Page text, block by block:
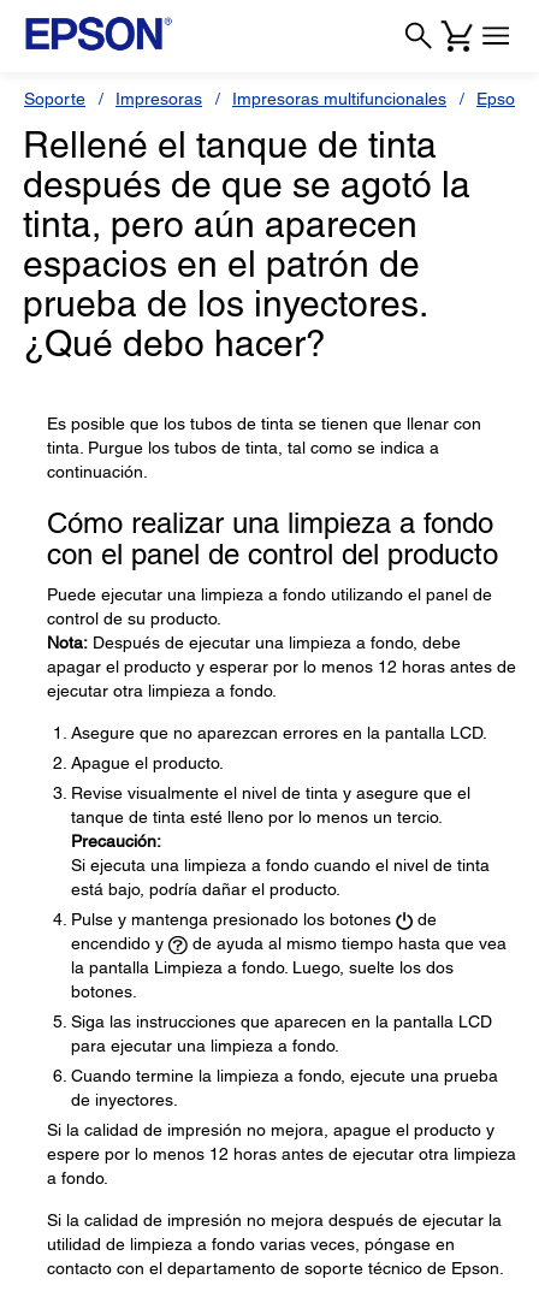
Soporte Impresoras Impresoras multifuncionales Epson
Rellené el tanque de tinta
después de que se agotó la
tinta, pero aún aparecen
espacios en el patrón de
prueba de los inyectores.
¿Qué debo hacer?
Es posible que los tubos de tinta se tienen que llenar con
tinta. Purgue los tubos de tinta, tal como se indica a
continuación.
Cómo realizar una limpieza a fondo
con el panel de control del producto
Puede ejecutar una limpieza a fondo utilizando el panel de
control de su producto.
Nota: Después de ejecutar una limpieza a fondo, debe
apagar el producto y esperar por lo menos 12 horas antes de
ejecutar otra limpieza a fondo.
Asegure que no aparezcan errores en la pantalla LCD.
Apague el producto.
Revise visualmente el nivel de tinta y asegure que el
tanque de tinta esté lleno por lo menos un tercio.
Precaución:
Si ejecuta una limpieza a fondo cuando el nivel de tinta
está bajo, podría dañar el producto.
Pulse y mantenga presionado los botones
de
encendido y
de ayuda al mismo tiempo hasta que vea
la pantalla Limpieza a fondo. Luego, suelte los dos
botones.
Siga las instrucciones que aparecen en la pantalla LCD
para ejecutar una limpieza a fondo.
Cuando termine la limpieza a fondo, ejecute una prueba
de inyectores.
Si la calidad de impresión no mejora, apague el producto y
espere por lo menos 12 horas antes de ejecutar otra limpieza
a fondo.
Si la calidad de impresión no mejora después de ejecutar la
utilidad de limpieza a fondo varias veces, póngase en
contacto con el departamento de soporte técnico de Epson.